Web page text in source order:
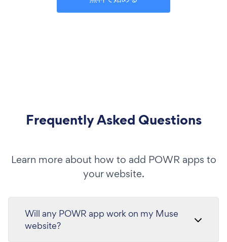
Frequently Asked Questions
Learn more about how to add POWR apps to
your website.
Will any POWR app work on my Muse
website?